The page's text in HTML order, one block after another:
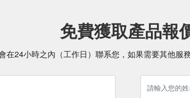
免費獲取產品報
在24小時之內（工作日）聯系您，如果需要其他服